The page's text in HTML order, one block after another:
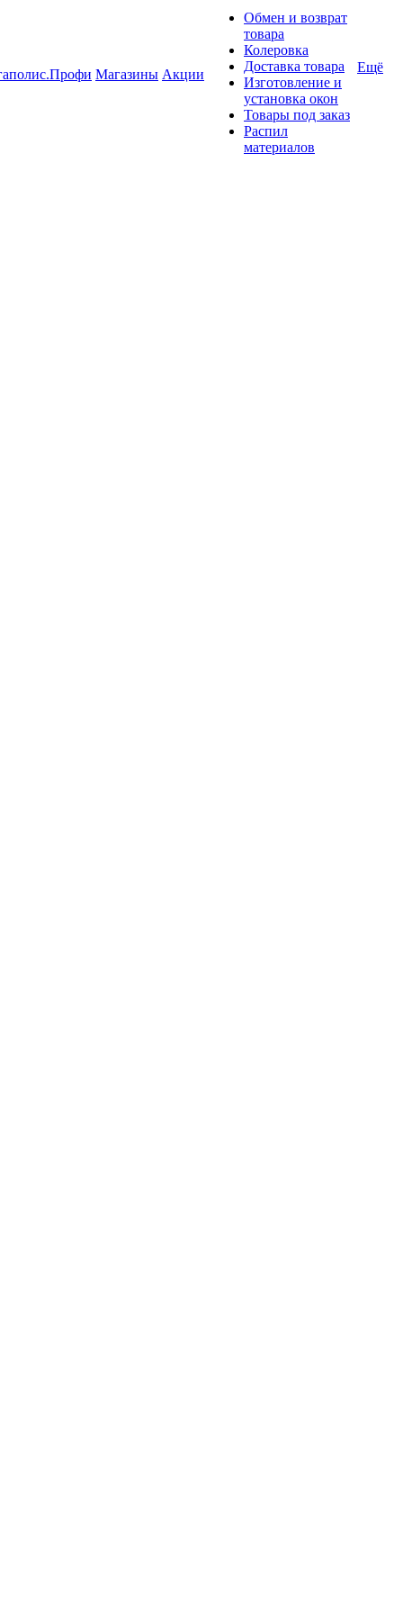
Магазины Акции
Обмен и возврат
товара
Колеровка
Доставка товара
Изготовление и
установка окон
Товары под заказ
Распил
материалов
Ещё